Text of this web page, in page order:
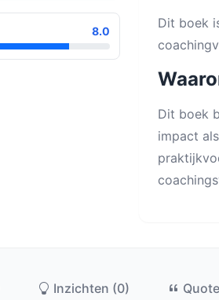
8.0
Dit boek
Dit boek
impact
Inzichten (0)